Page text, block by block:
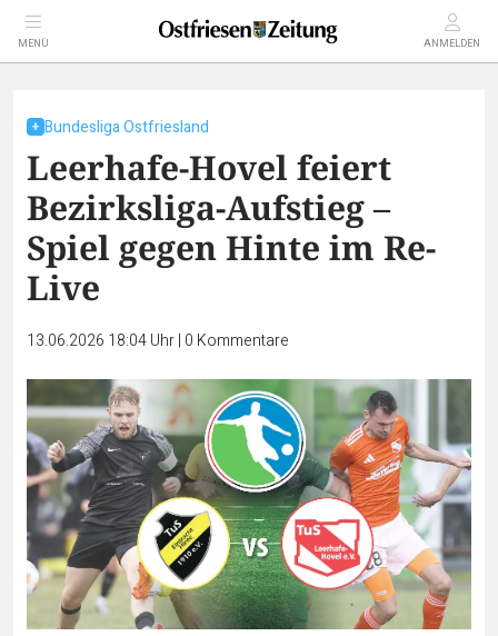
MENÜ ANMELDEN
Bundesliga Ostfriesland
Leerhafe-Hovel feiert
Bezirksliga-Aufstieg –
Spiel gegen Hinte im Re-
Live
13.06.2026 18:04 Uhr| 0 Kommentare